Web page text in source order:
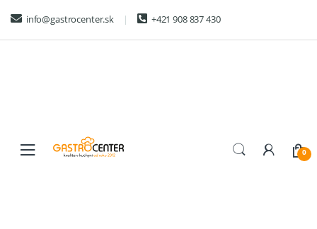
navigation
content
info@gastrocenter.sk +421 908 837 430
0